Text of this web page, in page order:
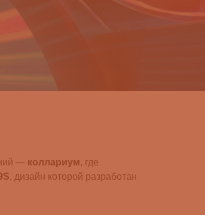
— коллариум, где
, дизайн которой разработан